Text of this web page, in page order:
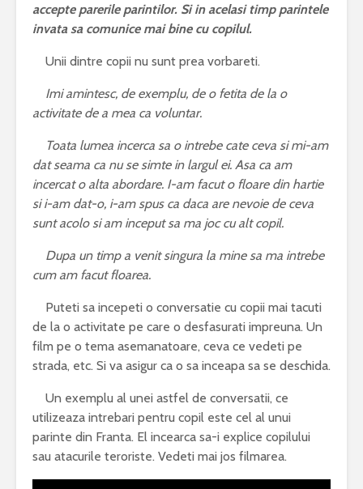
accepte parerile parintilor. Si in acelasi timp parintele
invata sa comunice mai bine cu copilul.
Unii dintre copii nu sunt prea vorbareti.
Imi amintesc, de exemplu, de o fetita de la o
activitate de a mea ca voluntar.
Toata lumea incerca sa o intrebe cate ceva si mi-am
dat seama ca nu se simte in largul ei. Asa ca am
incercat o alta abordare. I-am facut o floare din hartie
si i-am dat-o, i-am spus ca daca are nevoie de ceva
sunt acolo si am inceput sa ma joc cu alt copil.
Dupa un timp a venit singura la mine sa ma intrebe
cum am facut floarea.
Puteti sa incepeti o conversatie cu copii mai tacuti
de la o activitate pe care o desfasurati impreuna. Un
film pe o tema asemanatoare, ceva ce vedeti pe
strada, etc. Si va asigur ca o sa inceapa sa se deschida.
Un exemplu al unei astfel de conversatii, ce
utilizeaza intrebari pentru copil este cel al unui
parinte din Franta. El incearca sa-i explice copilului
sau atacurile teroriste. Vedeti mai jos filmarea.